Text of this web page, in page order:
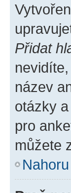
Přidat
název
otázky
pro
můžete
Nahoru